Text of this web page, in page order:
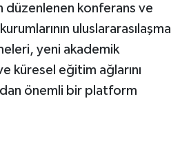
düzenlenen konferans ve
uluslararasılaşma
yeni akademik
küresel eğitim ağlarını
önemli bir platform